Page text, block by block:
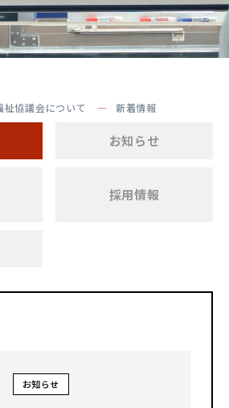
祉協議会について 新着情報
お知らせ
採用情報
お知らせ